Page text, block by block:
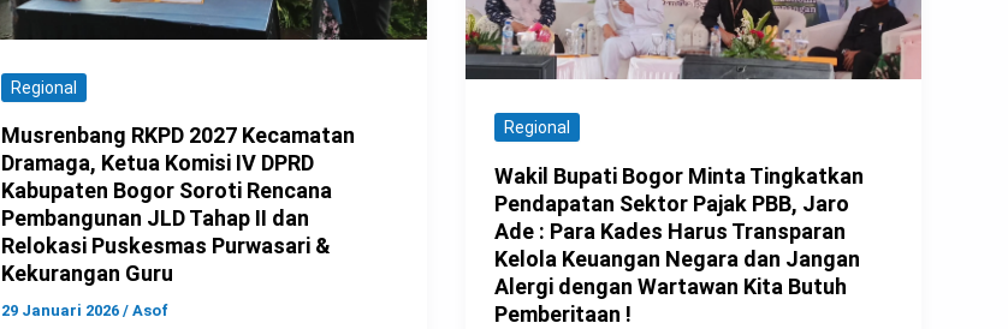
Regional
Musrenbang RKPD 2027 Kecamatan
Dramaga, Ketua Komisi IV DPRD
Kabupaten Bogor Soroti Rencana
Pembangunan JLD Tahap II dan
Relokasi Puskesmas Purwasari &
Kekurangan Guru
29 Januari 2026 / Asof
Regional
Wakil Bupati Bogor Minta Tingkatkan
Pendapatan Sektor Pajak PBB, Jaro
Ade : Para Kades Harus Transparan
Kelola Keuangan Negara dan Jangan
Alergi dengan Wartawan Kita Butuh
Pemberitaan !